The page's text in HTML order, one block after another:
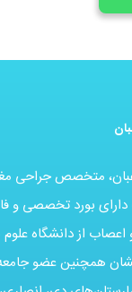
متخصص جراحی
بورد تخصصی و
از دانشگاه
همچنین عضو جامعه